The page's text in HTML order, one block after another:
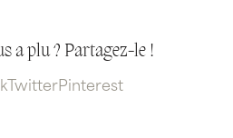
a plu ? Partagez-le !
TwitterPinterest